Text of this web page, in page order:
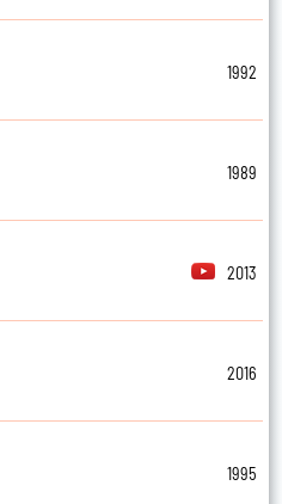
1992
1989
2013
2016
1995